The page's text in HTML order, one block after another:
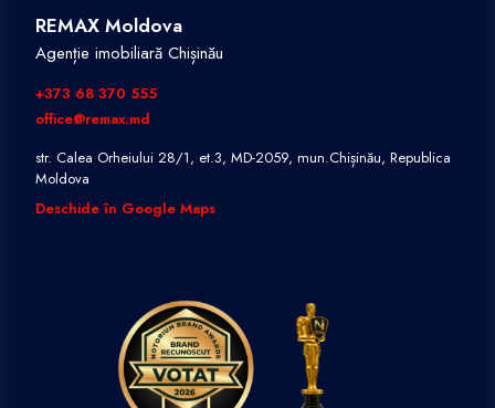
REMAX Moldova
Agenție imobiliară Chișinău
+373 68 370 555
office@remax.md
str. Calea Orheiului 28/1, et.3, MD-2059, mun.Chișinău, Republica
Moldova
Deschide în Google Maps